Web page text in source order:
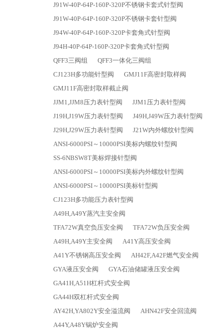
J91W-40P-64P-160P-320P不锈钢卡套式针型阀
J91W-40P-64P-160P-320P不锈钢卡套针型阀
J94W-40P-64P-160P-320P卡套角式针型阀
J94H-40P-64P-160P-320P卡套角式针型阀
QFF3三阀组
QFF3一体化三阀组
CJ123H多功能针型阀
GMJ11F高密封取样阀
GMJ11F高密封取样截止阀
JJM1,JJM8压力表针型阀
JJM1压力表针型阀
J19H,J19W压力表针型阀
J49H,J49W压力表针型阀
J29H,J29W压力表针型阀
J21W内外螺纹针型阀
ANSI-6000PSI～10000PSI美标内螺纹针型阀
SS-6NBSW8T美标焊接针型阀
ANSI-6000PSI～10000PSI美标内外螺纹针型阀
ANSI-6000PSI～10000PSI美标针型阀
CJ123H多功能压力表针型阀
A49H,A49Y蒸汽主安全阀
TFA72W真空负压安全阀
TFA72W负压安全阀
A49H,A49Y主安全阀
A41Y高压安全阀
A41Y不锈钢高压安全阀
AH42F,A42F燃气安全阀
GYA液压安全阀
GYA石油储罐液压安全阀
GA41H,A51H杠杆式安全阀
GA44H双杠杆式安全阀
AY42H,YA802Y安全溢流阀
AHN42F安全回流阀
A44Y,A48Y锅炉安全阀